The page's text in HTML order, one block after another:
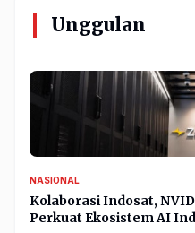
Unggulan
NASIONAL
Kolaborasi Indosat,
Perkuat Ekosistem AI